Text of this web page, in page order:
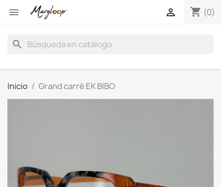
 shopping_cart (0)

search
Inicio Grand carré EK BIBO